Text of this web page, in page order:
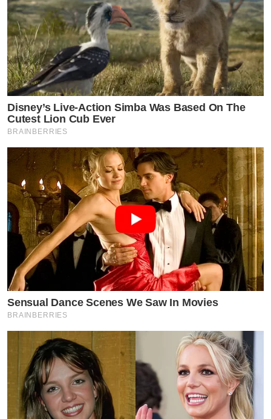
Disney’s Live-Action Simba Was Based On The
Cutest Lion Cub Ever
BRAINBERRIES
Sensual Dance Scenes We Saw In Movies
BRAINBERRIES